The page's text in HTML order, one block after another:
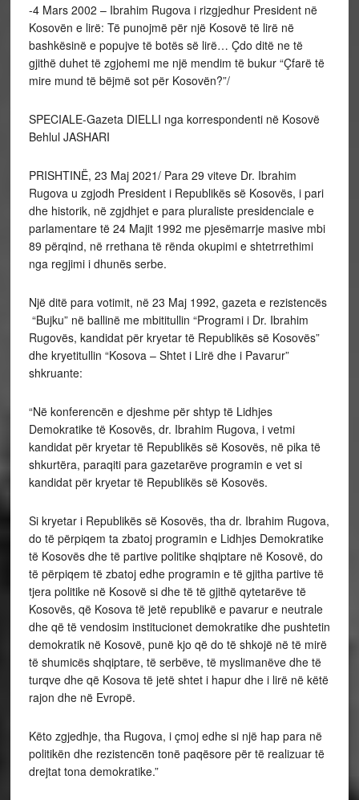
-4 Mars 2002 – Ibrahim Rugova i rizgjedhur President në
Kosovën e lirë: Të punojmë për një Kosovë të lirë në
bashkësinë e popujve të botës së lirë… Çdo ditë ne të
gjithë duhet të zgjohemi me një mendim të bukur “Çfarë të
mire mund të bëjmë sot për Kosovën?”/
SPECIALE-Gazeta DIELLI nga korrespondenti në Kosovë
Behlul JASHARI
PRISHTINË, 23 Maj 2021/ Para 29 viteve Dr. Ibrahim
Rugova u zgjodh President i Republikës së Kosovës, i pari
dhe historik, në zgjdhjet e para pluraliste presidenciale e
parlamentare të 24 Majit 1992 me pjesëmarrje masive mbi
89 përqind, në rrethana të rënda okupimi e shtetrrethimi
nga regjimi i dhunës serbe.
Një ditë para votimit, në 23 Maj 1992, gazeta e rezistencës
“Bujku” në ballinë me mbititullin “Programi i Dr. Ibrahim
Rugovës, kandidat për kryetar të Republikës së Kosovës”
dhe kryetitullin “Kosova – Shtet i Lirë dhe i Pavarur”
shkruante:
“Në konferencën e djeshme për shtyp të Lidhjes
Demokratike të Kosovës, dr. Ibrahim Rugova, i vetmi
kandidat për kryetar të Republikës së Kosovës, në pika të
shkurtëra, paraqiti para gazetarëve programin e vet si
kandidat për kryetar të Republikës së Kosovës.
Si kryetar i Republikës së Kosovës, tha dr. Ibrahim Rugova,
do të përpiqem ta zbatoj programin e Lidhjes Demokratike
të Kosovës dhe të partive politike shqiptare në Kosovë, do
të përpiqem të zbatoj edhe programin e të gjitha partive të
tjera politike në Kosovë si dhe të të gjithë qytetarëve të
Kosovës, që Kosova të jetë republikë e pavarur e neutrale
dhe që të vendosim institucionet demokratike dhe pushtetin
demokratik në Kosovë, punë kjo që do të shkojë në të mirë
të shumicës shqiptare, të serbëve, të myslimanëve dhe të
turqve dhe që Kosova të jetë shtet i hapur dhe i lirë në këtë
rajon dhe në Evropë.
Këto zgjedhje, tha Rugova, i çmoj edhe si një hap para në
politikën dhe rezistencën tonë paqësore për të realizuar të
drejtat tona demokratike.”